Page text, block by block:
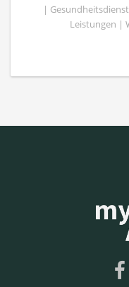
|
Leistungen |